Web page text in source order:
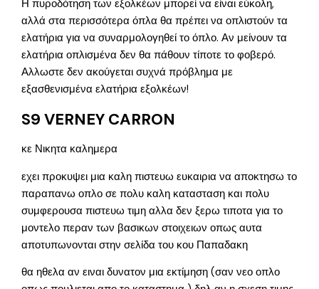
Η πυροδότηση των εξολκέων μπορεί να είναι εύκολη,
αλλά στα περισσότερα όπλα θα πρέπει να οπλιστούν τα
ελατήρια για να συναρμολογηθεί το όπλο. Αν μείνουν τα
ελατήρια οπλισμένα δεν θα πάθουν τίποτε το φοβερό.
Αλλωστε δεν ακούγεται συχνά πρόβλημα με
εξασθενισμένα ελατήρια εξολκέων!
S9 VERNEY CARRON
κε Νικητα καλημερα
εχει προκυψει μια καλη πιστευω ευκαιρια να αποκτησω το
παραπανω οπλο σε πολυ καλη κατασταση και πολυ
συμφερουσα πιστευω τιμη αλλα δεν ξερω τιποτα για το
μοντελο περαν των βασικων στοιχειων οπως αυτα
αποτυπωνονται στην σελίδα του κου Παπαδακη
θα ηθελα αν ειναι δυνατον μια εκτίμηση (σαν νεο οπλο